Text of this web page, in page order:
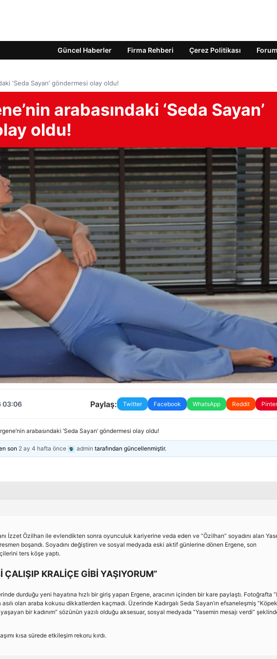
Güncel Haberler Firma Rehberi Çerez Politikası Forum
‘Seda Sayan’ göndermesi olay oldu!
arabasındaki ‘Seda Sayan’
oldu!
03:06 Paylaş: Twitter Facebook WhatsApp Reddit
arabasındaki ‘Seda Sayan’ göndermesi olay oldu!
son 2 ay 4 hafta önce admin tarafından güncellenmiştir.
İzzet Özilhan ile evlendikten sonra oyunculuk kariyerine veda eden ve “Özilhan” soyadını alan
boşandı. Soyadını değiştiren ve sosyal medyada eski aktif günlerine dönen Ergene, son
ters köşe yaptı.
ÇALIŞIP KRALİÇE GİBİ YAŞIYORUM”
durduğu yeni hayatına hızlı bir giriş yapan Ergene, aracının içinden bir kare paylaştı. Fotoğrafta
asılı olan araba kokusu dikkatlerden kaçmadı. Üzerinde Kadırgalı Seda Sayan’ın efsaneleşmiş
bir kadınım” sözünün yazılı olduğu aksesuar, sosyal medyada “Yasemin mesajı verdi”
kısa sürede etkileşim rekoru kırdı.